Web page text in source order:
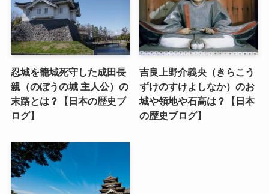
忍城を籠城死守した成田長
親（のぼうの城 主人公）の
末路とは？【日本の歴史ブ
ログ】
吉良上野介義央（きらこう
ずけのすけよしなか）のお
城や領地や石高は？【日本
の歴史ブログ】